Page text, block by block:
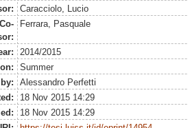
Caracciolo, Lucio
Ferrara, Pasquale
2014/2015
Summer
Alessandro Perfetti
18 Nov 2015 14:29
18 Nov 2015 14:29